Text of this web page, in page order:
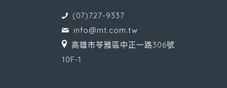
(07)727-9337
info@mt.com.tw
高雄市苓雅區中正一路306號
10F-1